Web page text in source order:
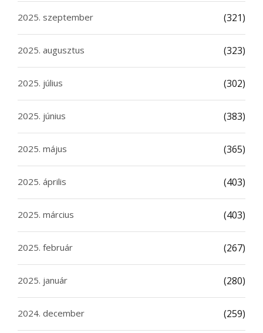
2025. szeptember (321)
2025. augusztus (323)
2025. július (302)
2025. június (383)
2025. május (365)
2025. április (403)
2025. március (403)
2025. február (267)
2025. január (280)
2024. december (259)